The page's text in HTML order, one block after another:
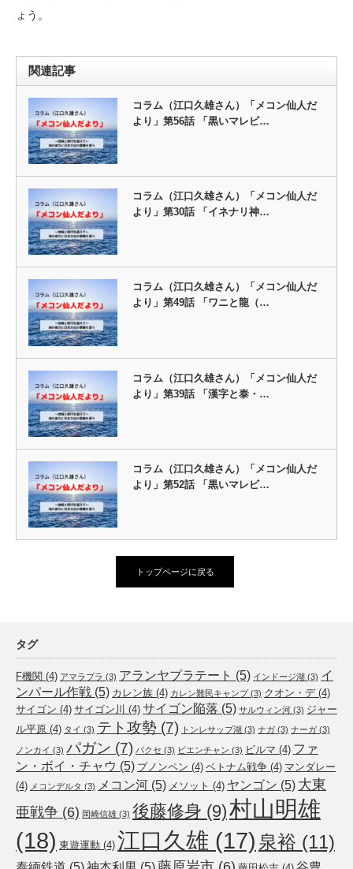
ょう。
関連記事
コラム（江口久雄さん）「メコン仙人だ
より」第56話 「黒いマレビ…
コラム（江口久雄さん）「メコン仙人だ
より」第30話 「イネナリ神…
コラム（江口久雄さん）「メコン仙人だ
より」第49話 「ワニと龍（…
コラム（江口久雄さん）「メコン仙人だ
より」第39話 「漢字と泰・…
コラム（江口久雄さん）「メコン仙人だ
より」第52話 「黒いマレビ…
トップページに戻る
タグ
F機関 (4) アマラプラ (3) アランヤプラテート (5) インドージ湖 (3) イ
ンパール作戦 (5) カレン族 (4) カレン難民キャンプ(3) クオン・デ(4)
サイゴン (4) サイゴン川 (4) サイゴン陥落 (5) サルウィン河 (3) ジャー
ル平原 (4) タイ (3) テト攻勢 (7) トンレサップ湖 (3) ナガ (3) ナーガ (3)
ノンカイ (3) パガン (7) パクセ (3) ビエンチャン (3) ビルマ (4) ファ
ン・ボイ・チャウ (5) プノンペン (4) ベトナム戦争 (4) マンダレー
(4) メコンデルタ (3) メコン河 (5) メソット (4) ヤンゴン (5) 大東
亜戦争 (6) 岡崎信雄 (3) 後藤修身 (9)村山明雄
(18) 東遊運動 (4) 江口久雄 (17) 泉裕 (11)